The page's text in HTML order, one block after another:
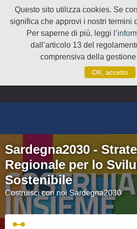
Questo sito utilizza cookies. Se
significa che approvi i nostri termini
Per saperne di più, leggi l’
dall’articolo 13 del
comprensiva della
OK, accetto
Sardegna2030 -
Regionale per lo
Sostenibile
Costruisci con noi Sardegna2030